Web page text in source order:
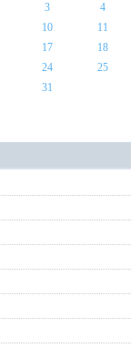
3
4
10
11
17
18
24
25
31